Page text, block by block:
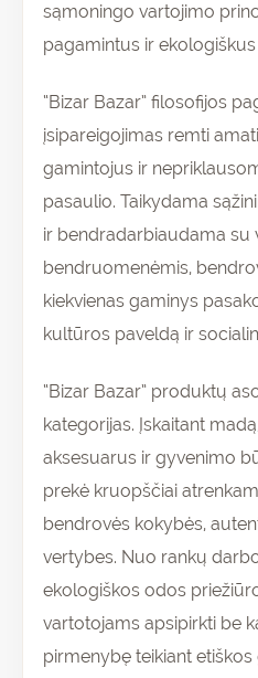
sąmoningo vartojimo
pagamintus ir
“Bizar Bazar” filosofijos
įsipareigojimas remti
gamintojus ir
pasaulio. Taikydama
ir bendradarbiaudama su
bendruomenėmis,
kiekvienas gaminys
kultūros paveldą ir
“Bizar Bazar” produktų
kategorijas. Įskaitant
aksesuarus ir gyvenimo
prekė kruopščiai
bendrovės kokybės,
vertybes. Nuo rankų
ekologiškos odos
vartotojams apsipirkti be
pirmenybę teikiant